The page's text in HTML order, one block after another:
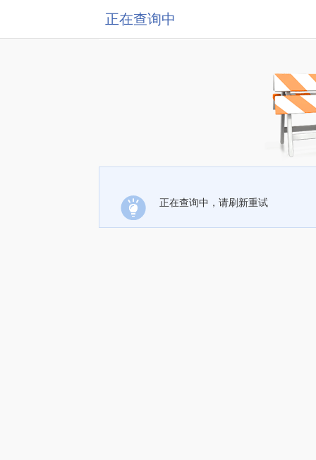
正在查询中
正在查询中，请刷新重试